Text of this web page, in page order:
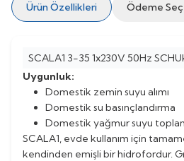
Ürün Özellikleri Ödeme
SCALA1 3-35 1x230V 50Hz
Uygunluk:
Domestik zemin suyu alımı
Domestik su basınçlandırma
Domestik yağmur suyu
SCALA1, evde kullanım için
kendinden emişli bir hidrofordur.